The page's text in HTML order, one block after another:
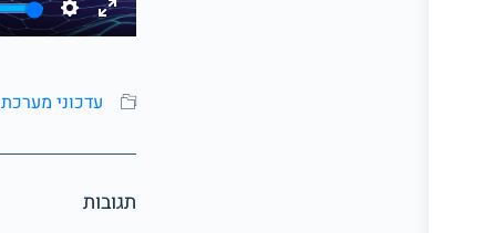
עדכוני מערכת
תגובות